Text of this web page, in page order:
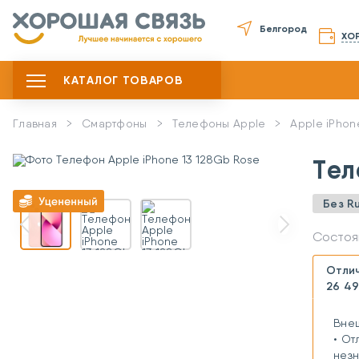
Белгород
КАТАЛОГ ТОВАРОВ
Главная Смартфоны Телефоны Apple Apple
Без
26
•